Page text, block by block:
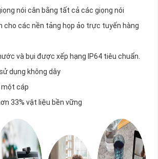
nói cân bằng tất cả các giọng nói
cho các nền tảng họp ảo trực tuyến hàng
và bụi được xếp hạng IP64 tiêu chuẩn.
dụng không dây
một cáp
33% vật liệu bền vững